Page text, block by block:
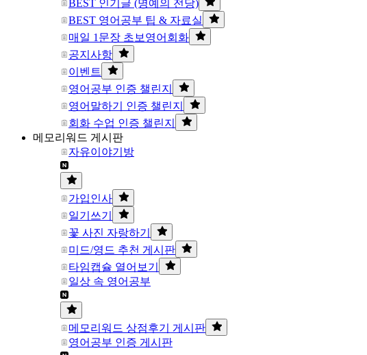
BEST 인기글 (명예의 전당)
BEST 영어공부 팁 & 자료실
매일 1문장 초보영어회화
공지사항
이벤트
영어공부 인증 챌린지
영어말하기 인증 챌린지
회화 수업 인증 챌린지
메모리워드 게시판
자유이야기방
가입인사
일기쓰기
꽃 사진 자랑하기
미드/영드 추천 게시판
타임캡슐 열어보기
일상 속 영어공부
메모리워드 상점후기 게시판
영어공부 인증 게시판